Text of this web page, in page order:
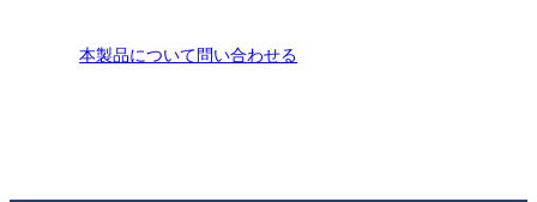
本製品について問い合わせる